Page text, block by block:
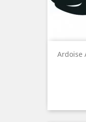
Ardoise